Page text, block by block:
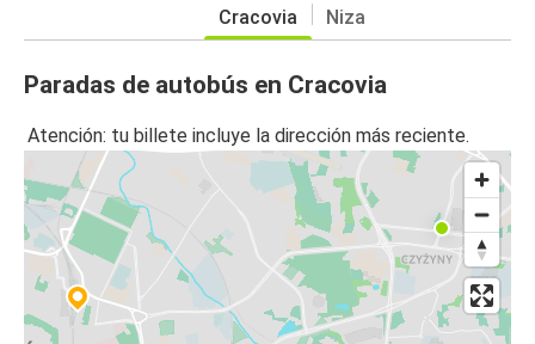
Cracovia Niza
Paradas de autobús en Cracovia
Atención: tu billete incluye la dirección más reciente.